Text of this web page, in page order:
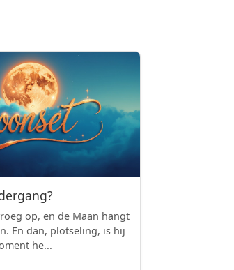
op, en de Maan hangt
En dan, plotseling, is hij
he...